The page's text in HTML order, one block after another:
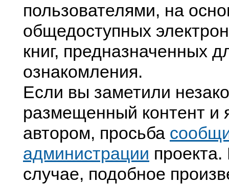
пользователями, на
общедоступных
книг, предназначенных
ознакомления.
Если вы заметили
размещенный контент и
автором, просьба
администрации
случае, подобное